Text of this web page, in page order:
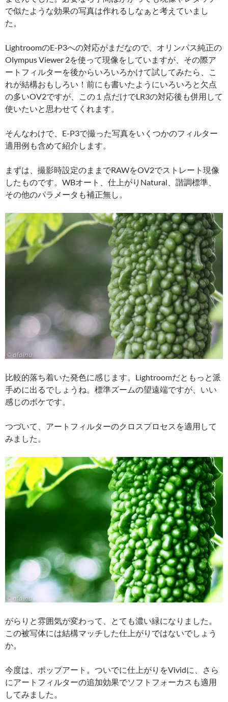
で似たような効果の写真は作れるしなぁと考えていまし
た。
LightroomのE-P3への対応がまだなので、オリンパス純正の
Olympus Viewer 2を使って現像をしていますが、その際ア
ートフィルターを後からいろいろかけて試してみたら、こ
れが結構おもしろい！前にも書いたようにいろいろと欠点
の多いOV2ですが、この１点だけでLR3の対応後も併用して
使いたいと思わせてくれます。
そんなわけで、E-P3で撮った写真をいくつかのフィルター
適用例も含めて紹介します。
まずは、撮影時設定のままでRAWをOV2でストレート現像
したものです。WBオート、仕上がりNatural、諧調標準、
その他のパラメータも補正無し。
比較的落ち着いた発色に感じます。Lightroomだともっと派
手めに出るでしょうね。標準ズームの望遠端ですが、いい
感じのボケです。
つづいて、アートフィルターのクロスプロセスを適用して
みました。
がらりと雰囲気が変わって、とても濃い緑になりました。
この被写体には結構マッチした仕上がりではないでしょう
か。
今度は、ポップアート。ついでに仕上がりをVividに、さら
にアートフィルターの追加効果でソフトフォーカスも適用
してみました。